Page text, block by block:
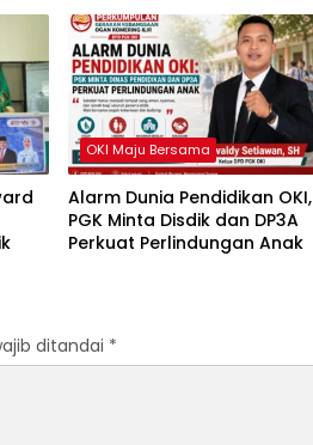
OKI Maju Bersama
Alarm Dunia Pendidikan OKI,
PGK Minta Disdik dan DP3A
Perkuat Perlindungan Anak
ditandai *